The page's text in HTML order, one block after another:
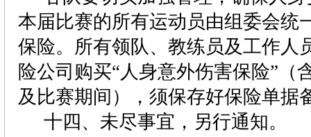
本届比赛的所有运动员由组委会统
保险。所有领队、教练员及工作人
险公司购买“人身意外伤害保险”（
及比赛期间），须保存好保险单据
十四、未尽事宜，另行通知。